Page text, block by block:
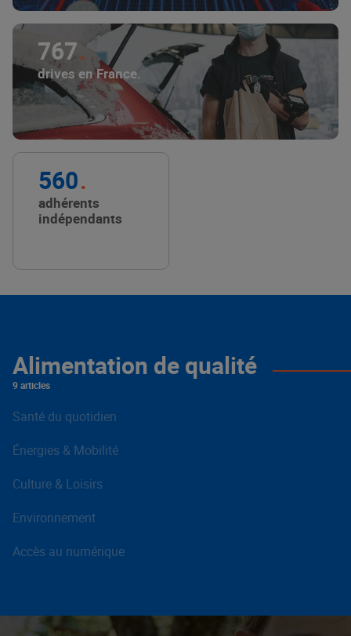
767
drives en France.
560
adhérents
indépendants
Alimentation de qualité
9 articles
Santé du quotidien
Énergies & Mobilité
Culture & Loisirs
Environnement
Accès au numérique